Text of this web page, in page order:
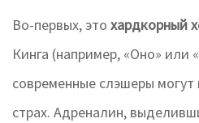
Во-первых, это хардкорный
Кинга (например, «Оно» или
современные слэшеры могут
страх. Адреналин,